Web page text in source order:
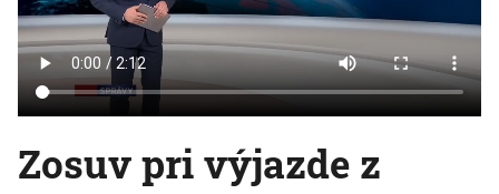
Zosuv pri výjazde z